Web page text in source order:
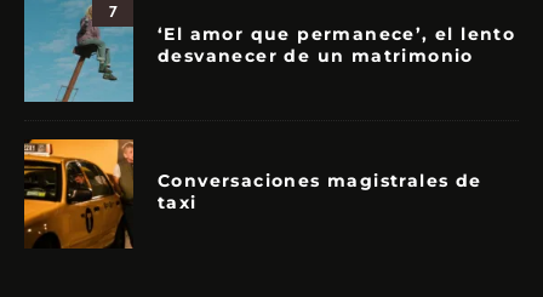
7
‘El amor que permanece’, el lento
desvanecer de un matrimonio
Conversaciones magistrales de
taxi